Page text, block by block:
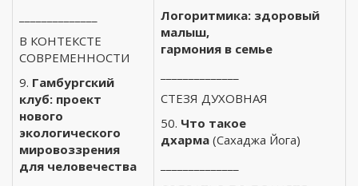
В КОНТЕКСТЕ
СОВРЕМЕННОСТИ
9. Гамбургский
клуб: проект
нового
экологического
мировоззрения
для человечества
Логоритмика: здоровый
малыш,
гармония в семье
СТЕЗЯ ДУХОВНАЯ
50. Что такое
дхарма (Сахаджа Йога)